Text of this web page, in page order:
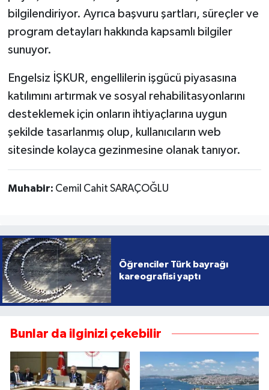
bilgilendiriyor. Ayrıca başvuru şartları, süreçler ve
program detayları hakkında kapsamlı bilgiler
sunuyor.
Engelsiz İŞKUR, engellilerin işgücü piyasasına
katılımını artırmak ve sosyal rehabilitasyonlarını
desteklemek için onların ihtiyaçlarına uygun
şekilde tasarlanmış olup, kullanıcıların web
sitesinde kolayca gezinmesine olanak tanıyor.
Muhabir: Cemil Cahit SARAÇOĞLU
Öğrenciler Türk bayrağı
kareografisi yaptı
Bunlar da ilginizi çekebilir